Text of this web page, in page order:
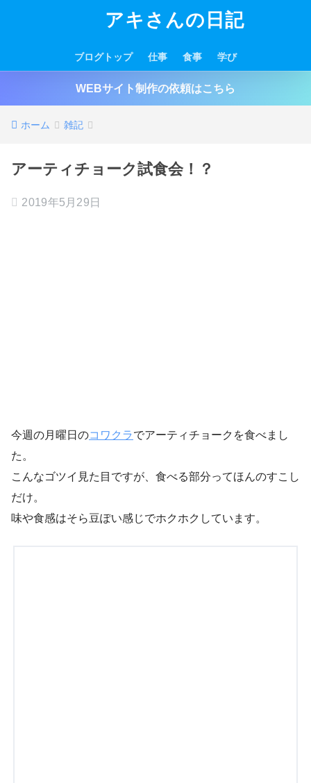
アキさんの日記
ブログトップ 仕事 食事 学び
WEBサイト制作の依頼はこちら
ホーム 雑記
アーティチョーク試食会！？
2019年5月29日
今週の月曜日のコワクラでアーティチョークを食べまし
た。
こんなゴツイ見た目ですが、食べる部分ってほんのすこし
だけ。
味や食感はそら豆ぽい感じでホクホクしています。